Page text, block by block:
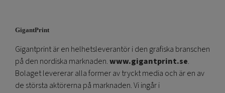
GigantPrint
Gigantprint är en helhetsleverantör i den grafiska branschen
på den nordiska marknaden.www.gigantprint.se.
Bolaget levererar alla former av tryckt media och är en av
de största aktörerna på marknaden. Vi ingår i